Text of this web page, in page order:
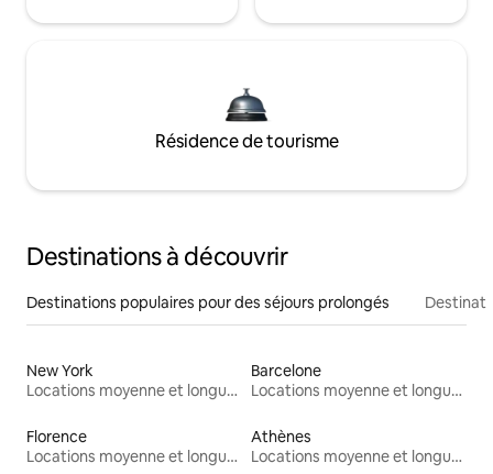
Résidence de tourisme
Destinations à découvrir
Destinations populaires pour des séjours prolongés
New York
Locations moyenne et longue durée
Barcelone
Locations moyenne et longue durée
Florence
Locations moyenne et longue durée
Athènes
Locations moyenne et longue durée